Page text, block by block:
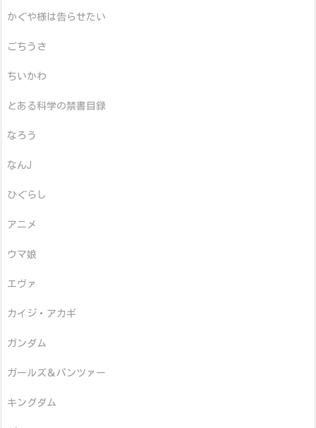
かぐや様は告らせたい
ごちうさ
ちいかわ
とある科学の禁書目録
なろう
なんJ
ひぐらし
アニメ
ウマ娘
エヴァ
カイジ・アカギ
ガンダム
ガールズ＆パンツァー
キングダム